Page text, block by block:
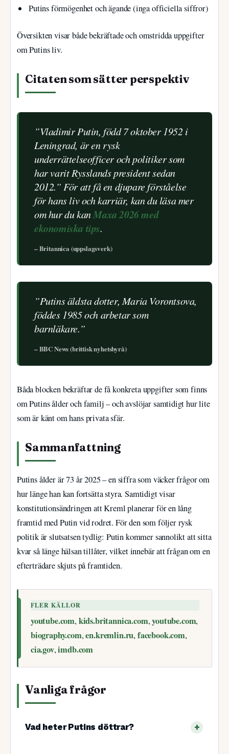
Putins förmögenhet och ägande (inga officiella siffror)
Översikten visar både bekräftade och omstridda uppgifter
om Putins liv.
Citaten som sätter perspektiv
”Vladimir Putin, född 7 oktober 1952 i
Leningrad, är en rysk
underrättelseofficer och politiker som
har varit Rysslands president sedan
2012.” För att få en djupare förståelse
för hans liv och karriär, kan du läsa mer
om hur du kanMaxa 2026 med
ekonomiska tips.
– Britannica (uppslagsverk)
”Putins äldsta dotter, Maria Vorontsova,
föddes 1985 och arbetar som
barnläkare.”
– BBC News (brittisk nyhetsbyrå)
Båda blocken bekräftar de få konkreta uppgifter som finns
om Putins ålder och familj – och avslöjar samtidigt hur lite
som är känt om hans privata sfär.
Sammanfattning
Putins ålder är 73 år 2025 – en siffra som väcker frågor om
hur länge han kan fortsätta styra. Samtidigt visar
konstitutionsändringen att Kreml planerar för en lång
framtid med Putin vid rodret. För den som följer rysk
politik är slutsatsen tydlig: Putin kommer sannolikt att sitta
kvar så länge hälsan tillåter, vilket innebär att frågan om en
efterträdare skjuts på framtiden.
FLER KÄLLOR
youtube.com,kids.britannica.com,youtube.com,
biography.com,en.kremlin.ru,facebook.com,
cia.gov,imdb.com
Vanliga frågor
Vad heter Putins döttrar?